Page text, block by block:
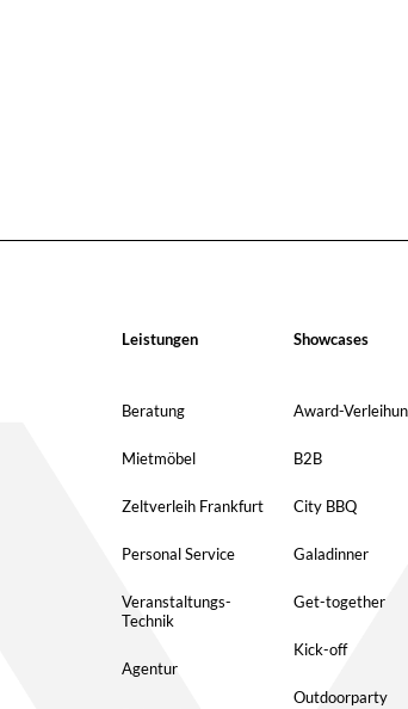
Leistungen
Beratung
Mietmöbel
Zeltverleih Frankfurt
Personal Service
Veranstaltungs-
Technik
Agentur
Showcases
Award-
B2B
City BBQ
Galadinner
Get-together
Kick-off
Outdoorparty